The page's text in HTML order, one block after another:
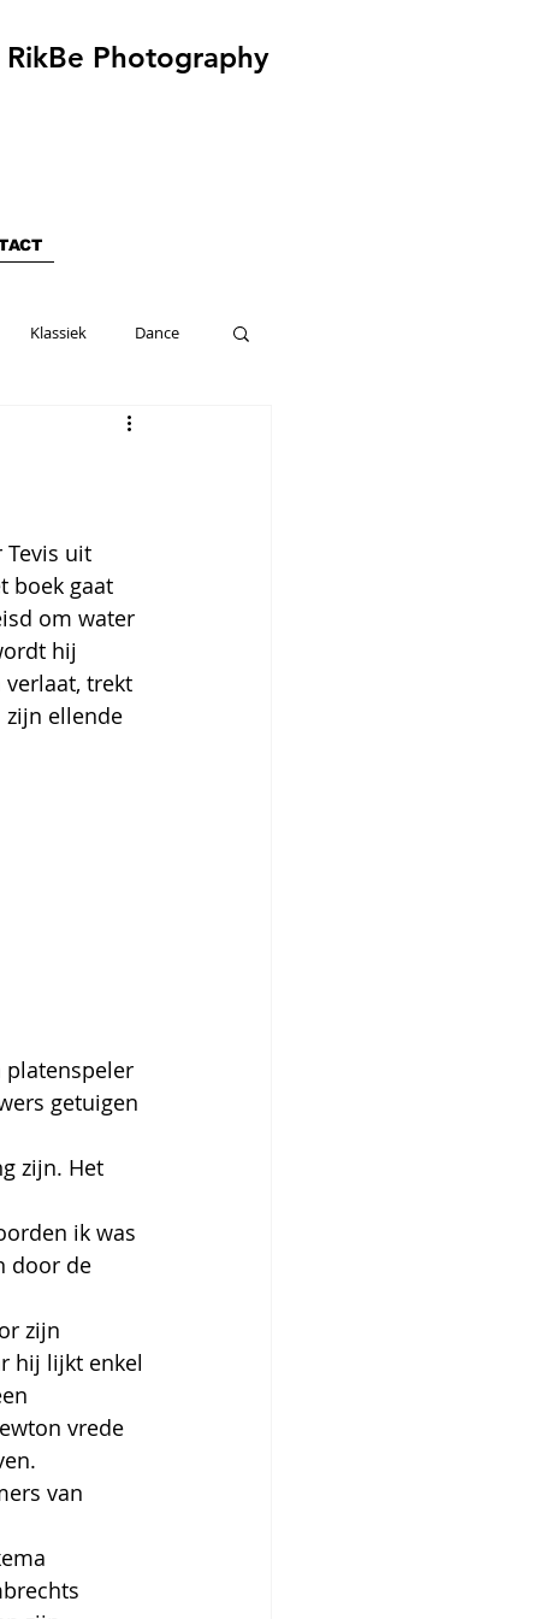
RikBe Photography
Klassiek Dance
Tevis uit
boek gaat
om water
hij
trekt
zijn ellende
platenspeler
getuigen
zijn. Het
ik was
door de
zijn
hij lijkt enkel
vrede
van